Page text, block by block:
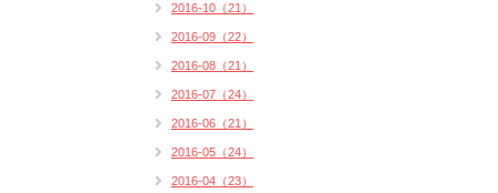
2016-10（21）
2016-09（22）
2016-08（21）
2016-07（24）
2016-06（21）
2016-05（24）
2016-04（23）